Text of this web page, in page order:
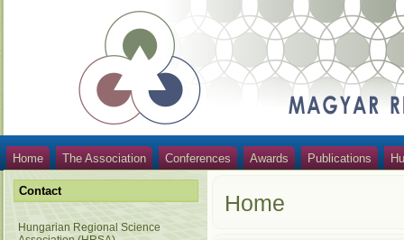
Home The Association Conferences Awards Publications
Contact
Hungarian Regional Science
Home